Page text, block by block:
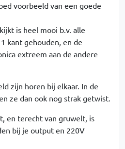
voorbeeld van een goede
is heel mooi b.v. alle
kant gehouden, en de
extreem aan de andere
zijn horen bij elkaar. In de
ze dan ook nog strak getwist.
en terecht van gruwelt, is
bij je output en 220V